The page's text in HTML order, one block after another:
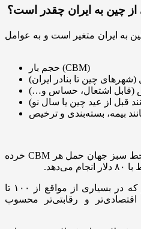
از چین به ایران چقدر است؟
به ایران متغیر است و به عوامل
حجم بار (CBM)
چین تا بنادر ایران)
(قابل‌ اشتعال، حساس و…)
قبل از عید چین یا سال نو)
بیمه، بسته‌بندی و ترخیص
شرکت حمل و نقل بین المللی خط سبز جهان حمل هر CBM خرده‌
این نرخ نسبت به متوسط بازار که در بسیاری از مواقع از ۱۰۰ تا
اقتصادی‌تر و رقابتی‌تر محسوب